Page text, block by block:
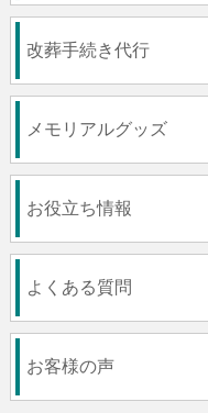
改葬手続き代行
メモリアルグッズ
お役立ち情報
よくある質問
お客様の声